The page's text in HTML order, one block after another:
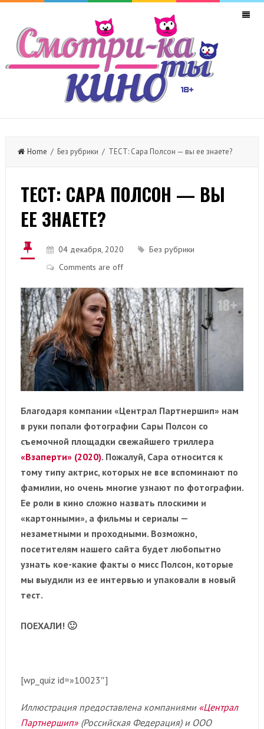
Home / Без рубрики / ТЕСТ: Сара Полсон — вы ее знаете?
ТЕСТ: САРА ПОЛСОН — ВЫ
ЕЕ ЗНАЕТЕ?
04 декабря, 2020
Без рубрики
Comments are off
Благодаря компании «Централ Партнершип» нам
в руки попали фотографии Сары Полсон со
съемочной площадки свежайшего триллера
«Взаперти» (2020). Пожалуй, Сара относится к
тому типу актрис, которых не все вспоминают по
фамилии, но очень многие узнают по фотографии.
Ее роли в кино сложно назвать плоскими и
«картонными», а фильмы и сериалы —
незаметными и проходными. Возможно,
посетителям нашего сайта будет любопытно
узнать кое-какие факты о мисс Полсон, которые
мы выудили из ее интервью и упаковали в новый
тест.
ПОЕХАЛИ! 🙂
[wp_quiz id=»10023″]
Иллюстрация предоставлена компаниями «Централ
Партнершип»(Российская Федерация) и ООО